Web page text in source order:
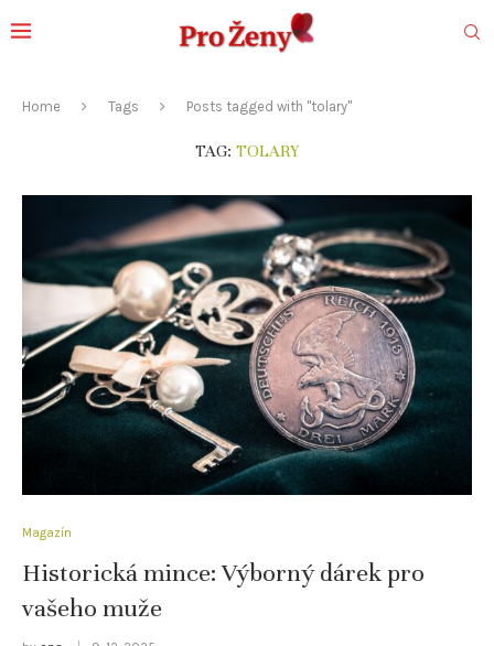
Home Tags Posts tagged with "tolary"
TAG: TOLARY
Magazín
Historická mince: Výborný dárek pro
vašeho muže